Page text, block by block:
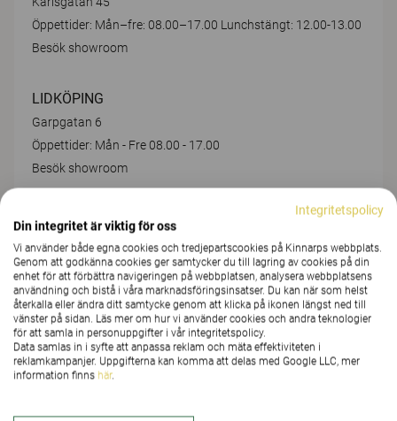
Öppettider: Mån–fre: 08.00–17.00 Lunchstängt: 12.00-13.00
Besök showroom
LIDKÖPING
Garpgatan 6
Öppettider: Mån - Fre 08.00 - 17.00
Besök showroom
LINKÖPING
Gillbergagatan 42
Öppettider: Mån-Tors 8.00-17.00, Fre 8.00-16.00
Besök showroom
LJUNGBY
Gängesvägen 13
Integritetspolicy
Din integritet är viktig för oss
Vi använder både egna cookies och tredjepartscookies på Kinnarps webbplats.
Genom att godkänna cookies ger samtycker du till lagring av cookies på din
enhet för att förbättra navigeringen på webbplatsen, analysera webbplatsens
användning och bistå i våra marknadsföringsinsatser. Du kan när som helst
återkalla eller ändra ditt samtycke genom att klicka på ikonen längst ned till
vänster på sidan. Läs mer om hur vi använder cookies och andra teknologier
för att samla in personuppgifter i vår integritetspolicy.
Data samlas in i syfte att anpassa reklam och mäta effektiviteten i
reklamkampanjer. Uppgifterna kan komma att delas med Google LLC, mer
information finns här.